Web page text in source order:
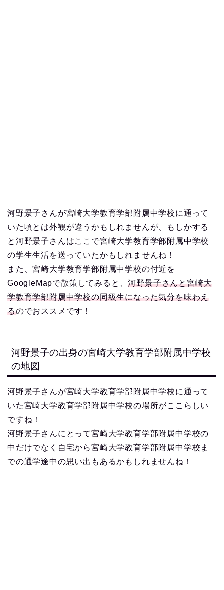
河野景子さんが宮崎大学教育学部附属中学校に通って
いた頃とは外観が違うかもしれませんが、もしかする
と河野景子さんはここで宮崎大学教育学部附属中学校
の学生生活を送っていたかもしれませんね！
また、宮崎大学教育学部附属中学校の付近を
GoogleMapで散策してみると、河野景子さんと宮崎大
学教育学部附属中学校の同級生になった気分を味わえ
るのでおススメです！
河野景子の出身の宮崎大学教育学部附属中学校
の地図
河野景子さんが宮崎大学教育学部附属中学校に通って
いた宮崎大学教育学部附属中学校の場所がここらしい
ですね！
河野景子さんにとって宮崎大学教育学部附属中学校の
中だけでなく自宅から宮崎大学教育学部附属中学校ま
での通学途中の思い出もあるかもしれませんね！